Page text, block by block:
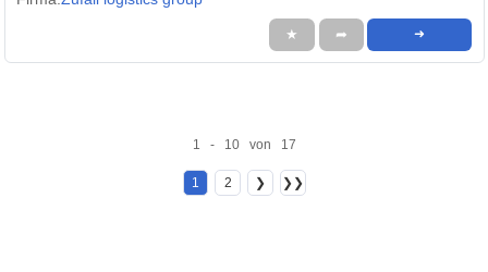
★ ➦ ➜
1 - 10 von 17
1 2 ❯ ❯❯